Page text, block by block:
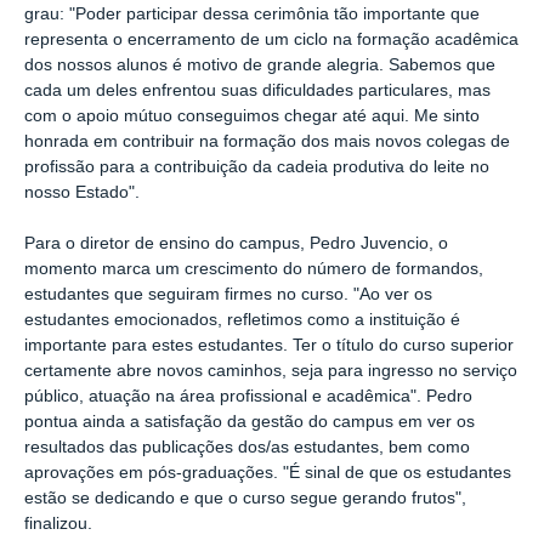
grau: "Poder participar dessa cerimônia tão importante que
representa o encerramento de um ciclo na formação acadêmica
dos nossos alunos é motivo de grande alegria. Sabemos que
cada um deles enfrentou suas dificuldades particulares, mas
com o apoio mútuo conseguimos chegar até aqui. Me sinto
honrada em contribuir na formação dos mais novos colegas de
profissão para a contribuição da cadeia produtiva do leite no
nosso Estado".
Para o diretor de ensino do campus, Pedro Juvencio, o
momento marca um crescimento do número de formandos,
estudantes que seguiram firmes no curso. "Ao ver os
estudantes emocionados, refletimos como a instituição é
importante para estes estudantes. Ter o título do curso superior
certamente abre novos caminhos, seja para ingresso no serviço
público, atuação na área profissional e acadêmica". Pedro
pontua ainda a satisfação da gestão do campus em ver os
resultados das publicações dos/as estudantes, bem como
aprovações em pós-graduações. "É sinal de que os estudantes
estão se dedicando e que o curso segue gerando frutos",
finalizou.